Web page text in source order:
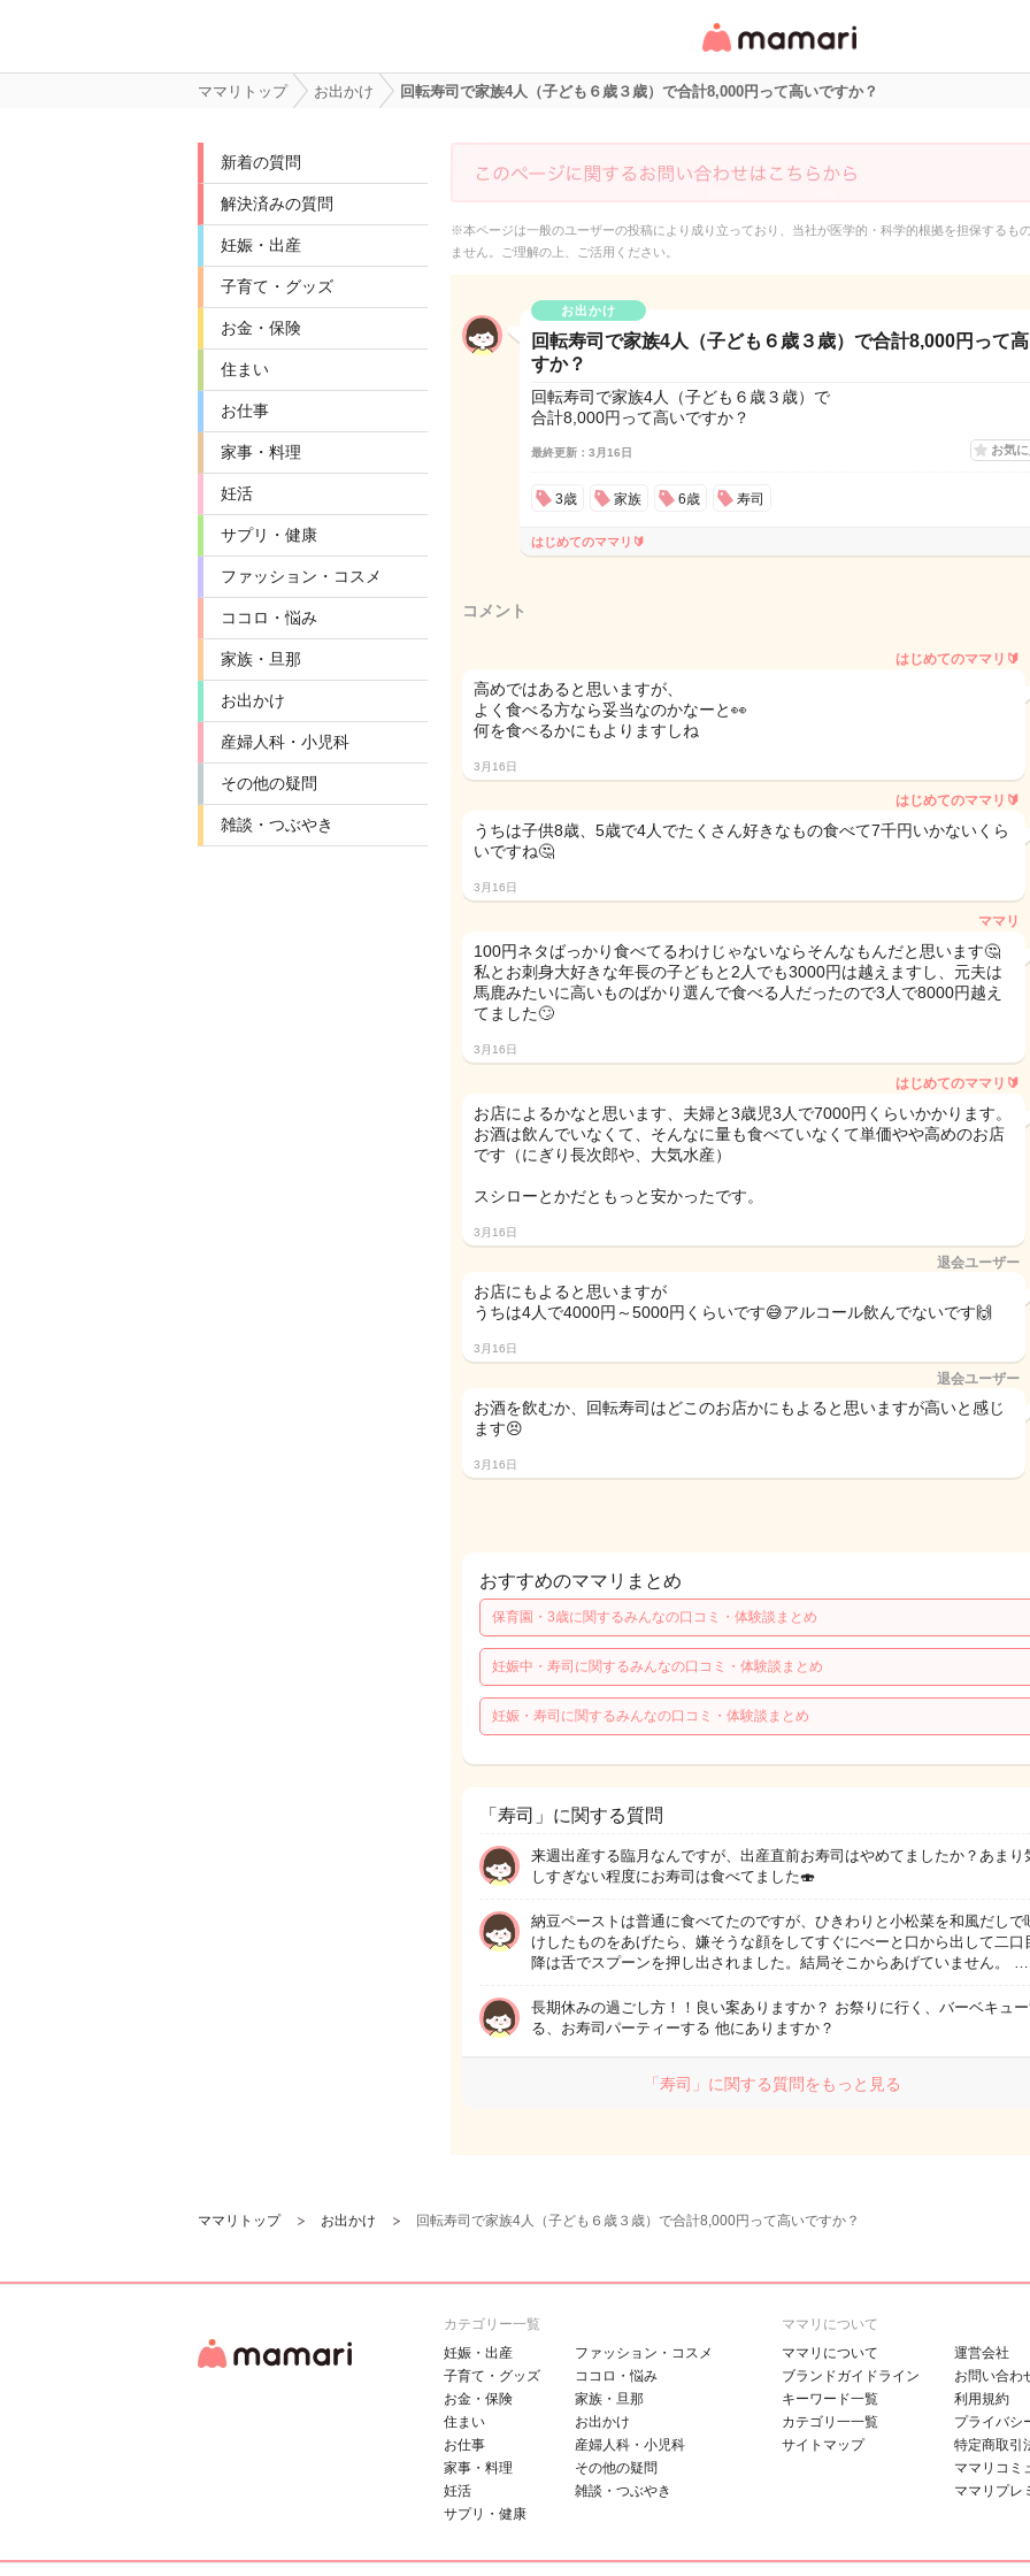
リ・情報サイト
ママリトップ お出かけ 回転寿司で家族4人（子ども６歳３歳）で合計8,000円って高いですか？
新着の質問
解決済みの質問
妊娠・出産
子育て・グッズ
お金・保険
住まい
お仕事
家事・料理
妊活
サプリ・健康
ファッション・コスメ
ココロ・悩み
家族・旦那
お出かけ
産婦人科・小児科
その他の疑問
雑談・つぶやき
※本ページは一般のユーザーの投稿により成り立っており、当社が医学的・科学的根拠を担保するも
ません。ご理解の上、ご活用ください。
お出かけ
回転寿司で家族4人（子ども６歳３歳）で合計8,000円って
すか？
回転寿司で家族4人（子ども６歳３歳）で
合計8,000円って高いですか？
最終更新：3月16日 お気
3歳 家族 6歳 寿司
はじめてのママリ🔰
コメント
はじめてのママリ🔰
高めではあると思いますが、
よく食べる方なら妥当なのかなーと👀
何を食べるかにもよりますしね
3月16日
はじめてのママリ🔰
うちは子供8歳、5歳で4人でたくさん好きなもの食べて7千円いかないくら
いですね🤔
3月16日
ママリ
100円ネタばっかり食べてるわけじゃないならそんなもんだと思います🤔
私とお刺身大好きな年長の子どもと2人でも3000円は越えますし、元夫は
馬鹿みたいに高いものばかり選んで食べる人だったので3人で8000円越え
てました🙄
3月16日
はじめてのママリ🔰
お店によるかなと思います、夫婦と3歳児3人で7000円くらいかかります。
お酒は飲んでいなくて、そんなに量も食べていなくて単価やや高めのお店
です（にぎり長次郎や、大気水産）
スシローとかだともっと安かったです。
3月16日
退会ユーザー
お店にもよると思いますが
うちは4人で4000円～5000円くらいです😅アルコール飲んでないです🙌
3月16日
退会ユーザー
お酒を飲むか、回転寿司はどこのお店かにもよると思いますが高いと感じ
ます😣
3月16日
おすすめのママリまとめ
保育園・3歳に関するみんなの口コミ・体験談まとめ
妊娠中・寿司に関するみんなの口コミ・体験談まとめ
妊娠・寿司に関するみんなの口コミ・体験談まとめ
「寿司」に関する質問
来週出産する臨月なんですが、出産直前お寿司はやめてましたか？あまり
しすぎない程度にお寿司は食べてました🍣
納豆ペーストは普通に食べてたのですが、ひきわりと小松菜を和風だしで
けしたものをあげたら、嫌そうな顔をしてすぐにべーと口から出して二口
降は舌でスプーンを押し出されました。結局そこからあげていません。 …
長期休みの過ごし方！！良い案ありますか？ お祭りに行く、バーベキュ
る、お寿司パーティーする 他にありますか？
「寿司」に関する質問をもっと見る
ママリトップ お出かけ 回転寿司で家族4人（子ども６歳３歳）で合計8,000円って高いですか？
カテゴリー一覧
妊娠・出産
子育て・グッズ
お金・保険
住まい
お仕事
家事・料理
妊活
サプリ・健康
ファッション・コスメ
ココロ・悩み
家族・旦那
お出かけ
産婦人科・小児科
その他の疑問
雑談・つぶやき
ママリについて
ママリについて
ブランドガイドライン
キーワード一覧
カテゴリ一一覧
サイトマップ
運営会社
お問い合わ
利用規約
プライバシ
特定商取引
ママリコミ
ママリプレ